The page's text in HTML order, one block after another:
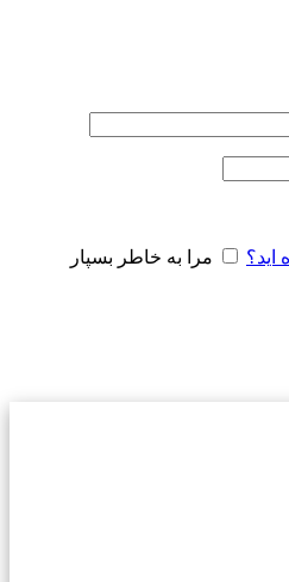
مرا به خاطر بسپار